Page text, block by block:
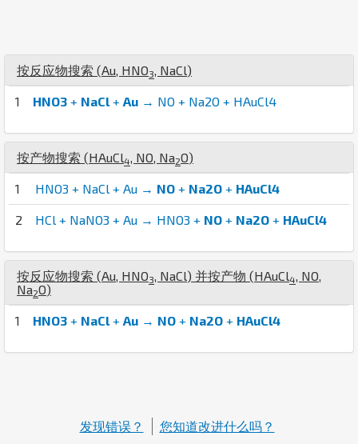
按反应物搜索 (Au, HNO3, NaCl)
1 HNO3 + NaCl+ Au → NO + Na2O + HAuCl4
按产物搜索 (HAuCl4, NO, Na2O)
1 HNO3 + NaCl + Au → NO + Na2O + HAuCl4
2 HCl + NaNO3 + Au → HNO3 + NO + Na2O + HAuCl4
按反应物搜索 (Au, HNO3, NaCl) 并按产物 (HAuCl4, NO,
Na2O)
1 HNO3 + NaCl+ Au → NO + Na2O + HAuCl4
发现错误？ 您知道改进什么吗？